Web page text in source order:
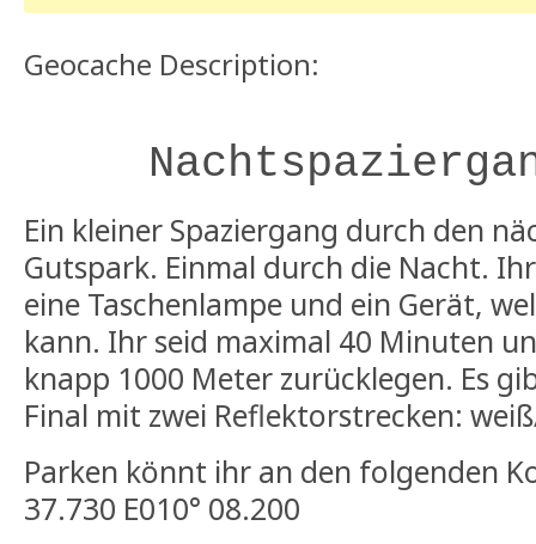
Geocache Description:
Ein kleiner Spaziergang durch den
Gutspark. Einmal durch die Nacht.
eine Taschenlampe und ein Gerät,
kann. Ihr seid maximal 40 Minuten
knapp 1000 Meter zurücklegen. Es
Final mit zwei Reflektorstrecken:
Parken könnt ihr an den folgenden
37.730 E010° 08.200